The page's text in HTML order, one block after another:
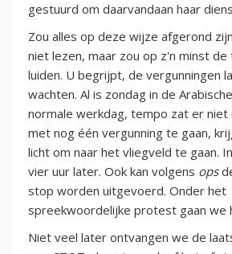
gestuurd om daarvandaan haar
Zou alles op deze wijze afgerond
niet lezen, maar zou op z'n minst
luiden. U begrijpt, de vergunningen
wachten. Al is zondag in de
normale werkdag, tempo zat er niet
met nog één vergunning te gaan,
licht om naar het vliegveld te gaan.
vier uur later. Ook kan volgens ops
stop worden uitgevoerd. Onder het
spreekwoordelijke protest gaan we
Niet veel later ontvangen we de